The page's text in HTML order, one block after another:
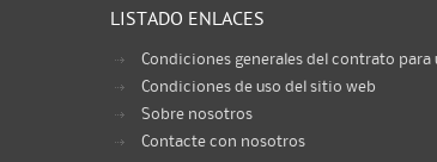
LISTADO ENLACES
Condiciones generales del contrato para
Condiciones de uso del sitio web
Sobre nosotros
Contacte con nosotros